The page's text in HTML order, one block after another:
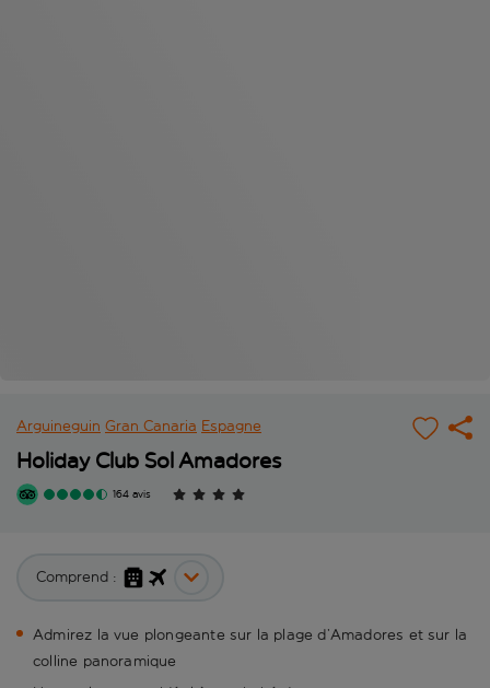
Arguineguin Gran Canaria Espagne
Holiday Club Sol Amadores
164 avis
Comprend :
Admirez la vue plongeante sur la plage d’Amadores et sur la
colline panoramique